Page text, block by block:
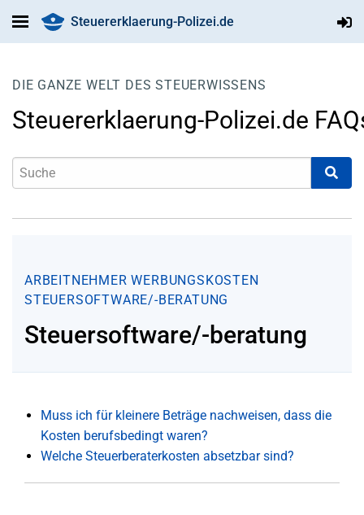
Steuererklaerung-Polizei.de
DIE GANZE WELT DES STEUERWISSENS
Steuererklaerung-Polizei.de
ARBEITNEHMER WERBUNGSKOSTEN
STEUERSOFTWARE/-BERATUNG
Steuersoftware/-beratung
Muss ich für kleinere Beträge nachweisen, dass die
Kosten berufsbedingt waren?
Welche Steuerberaterkosten absetzbar sind?